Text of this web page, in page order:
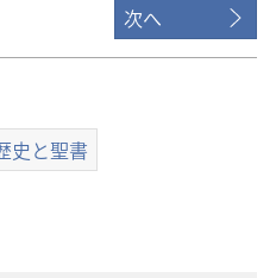
次へ
史と聖書